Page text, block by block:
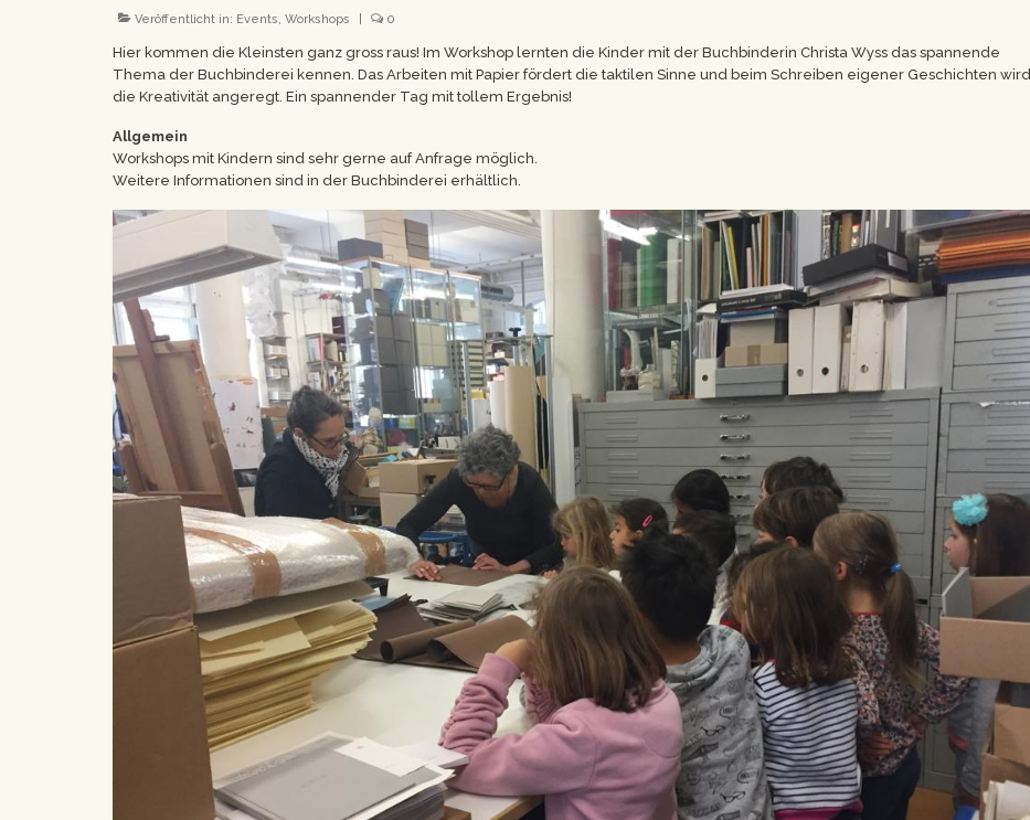
Veröffentlicht in: Events, Workshops 0
Hier kommen die Kleinsten ganz gross raus! Im Workshop lernten die Kinder mit der Buchbinderin Christa Wyss das spannende
Thema der Buchbinderei kennen. Das Arbeiten mit Papier fördert die taktilen Sinne und beim Schreiben eigener Geschichten wird
die Kreativität angeregt. Ein spannender Tag mit tollem Ergebnis!
Allgemein
Workshops mit Kindern sind sehr gerne auf Anfrage möglich.
Weitere Informationen sind in der Buchbinderei erhältlich.